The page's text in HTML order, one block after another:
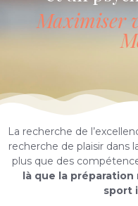
Maximiser
La recherche de
recherche de plaisir dans
plus que des
là que la
sport